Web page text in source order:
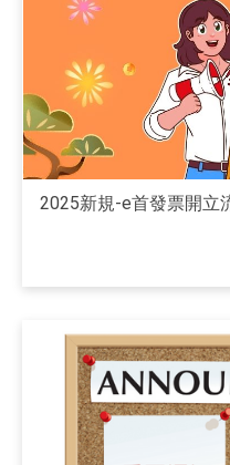
2025新規-e首發票開立